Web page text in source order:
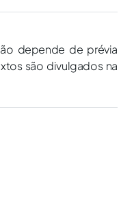
depende de prévia
são divulgados na